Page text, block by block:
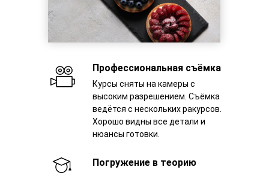
Курсы сняты на камеры с
высоким разрешением. Съёмка
ведётся с нескольких ракурсов.
Хорошо видны все детали и
нюансы готовки.
Профессиональная съёмка
Погружение в теорию